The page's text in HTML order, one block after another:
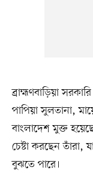
ব্রাহ্মণবাড়িয়া
পাপিয়া সুলতানা,
বাংলাদেশ মুক্ত
চেষ্টা করছেন তাঁরা,
বুঝতে পারে।